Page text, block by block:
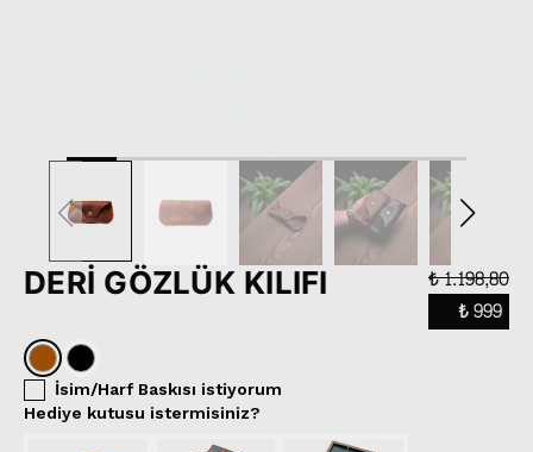
DERİ GÖZLÜK KILIFI
₺ 1.198,80
₺ 999
İsim/Harf Baskısı istiyorum
Hediye kutusu istermisiniz?